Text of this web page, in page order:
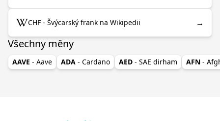
CHF - Švýcarský frank na Wikipedii →
Všechny měny
AAVE - Aave ADA - Cardano AED - SAE dirham AFN -